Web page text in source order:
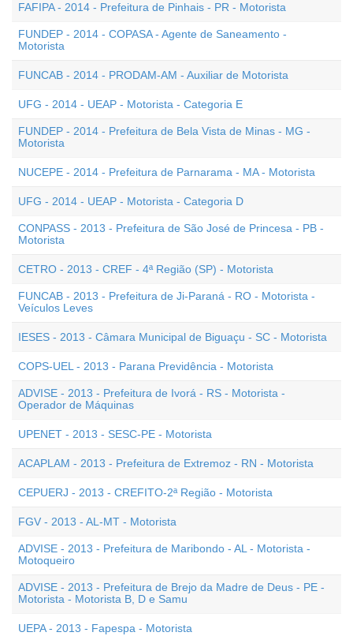
FAFIPA - 2014 - Prefeitura de Pinhais - PR - Motorista
FUNDEP - 2014 - COPASA - Agente de Saneamento -
Motorista
FUNCAB - 2014 - PRODAM-AM - Auxiliar de Motorista
UFG - 2014 - UEAP - Motorista - Categoria E
FUNDEP - 2014 - Prefeitura de Bela Vista de Minas - MG -
Motorista
NUCEPE - 2014 - Prefeitura de Parnarama - MA - Motorista
UFG - 2014 - UEAP - Motorista - Categoria D
CONPASS - 2013 - Prefeitura de São José de Princesa - PB -
Motorista
CETRO - 2013 - CREF - 4ª Região (SP) - Motorista
FUNCAB - 2013 - Prefeitura de Ji-Paraná - RO - Motorista -
Veículos Leves
IESES - 2013 - Câmara Municipal de Biguaçu - SC - Motorista
COPS-UEL - 2013 - Parana Previdência - Motorista
ADVISE - 2013 - Prefeitura de Ivorá - RS - Motorista -
Operador de Máquinas
UPENET - 2013 - SESC-PE - Motorista
ACAPLAM - 2013 - Prefeitura de Extremoz - RN - Motorista
CEPUERJ - 2013 - CREFITO-2ª Região - Motorista
FGV - 2013 - AL-MT - Motorista
ADVISE - 2013 - Prefeitura de Maribondo - AL - Motorista -
Motoqueiro
ADVISE - 2013 - Prefeitura de Brejo da Madre de Deus - PE -
Motorista - Motorista B, D e Samu
UEPA - 2013 - Fapespa - Motorista